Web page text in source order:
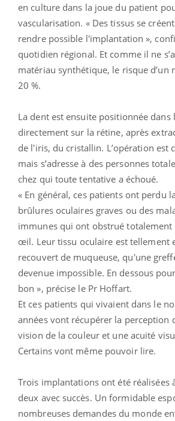
en culture dans la joue du patient
vascularisation. « Des tissus se
rendre possible l'implantation »,
quotidien régional. Et comme il ne
matériau synthétique, le risque d’un
20 %.
La dent est ensuite positionnée
directement sur la rétine, après
de l'iris, du cristallin. L’opération est
mais s’adresse à des personnes
chez qui toute tentative a échoué.
« En général, ces patients ont perdu
brûlures oculaires graves ou des
immunes qui ont obstrué totalement
œil. Leur tissu oculaire est tellement
recouvert de muqueuse, qu'une
devenue impossible. En dessous
bon », précise le Pr Hoffart.
Et ces patients qui vivaient dans le
années vont récupérer la perception
vision de la couleur et une acuité
Certains vont même pouvoir lire.
Trois implantations ont été réalisées
deux avec succès. Un formidable
nombreuses demandes du monde